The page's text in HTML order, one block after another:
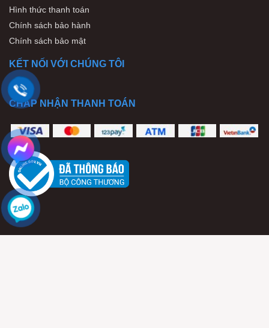
Hình thức thanh toán
Chính sách bảo hành
Chính sách bảo mật
KẾT NỐI VỚI CHÚNG TÔI
CHẤP NHẬN THANH TOÁN